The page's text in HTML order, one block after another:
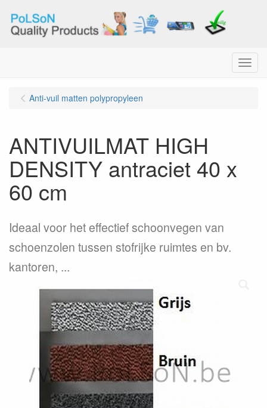
Menu
Anti-vuil matten polypropyleen
ANTIVUILMAT HIGH
DENSITY antraciet 40 x
60 cm
Ideaal voor het effectief schoonvegen van
schoenzolen tussen stofrijke ruimtes en bv.
kantoren, ...